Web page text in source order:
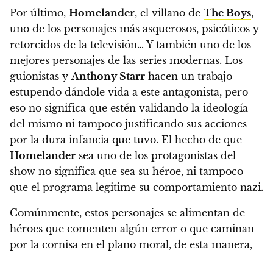
Por último, Homelander, el villano de The Boys,
uno de los personajes más asquerosos, psicóticos y
retorcidos de la televisión… Y también uno de los
mejores personajes de las series modernas. Los
guionistas yAnthony Starr hacen un trabajo
estupendo dándole vida a este antagonista, pero
eso no significa que estén validando la ideología
del mismo ni tampoco justificando sus acciones
por la dura infancia que tuvo. El hecho de que
Homelander sea uno de los protagonistas del
show no significa que sea su héroe, ni tampoco
que el programa legitime su comportamiento nazi.
Comúnmente, estos personajes se alimentan de
héroes que comenten algún error o que caminan
por la cornisa en el plano moral, de esta manera,